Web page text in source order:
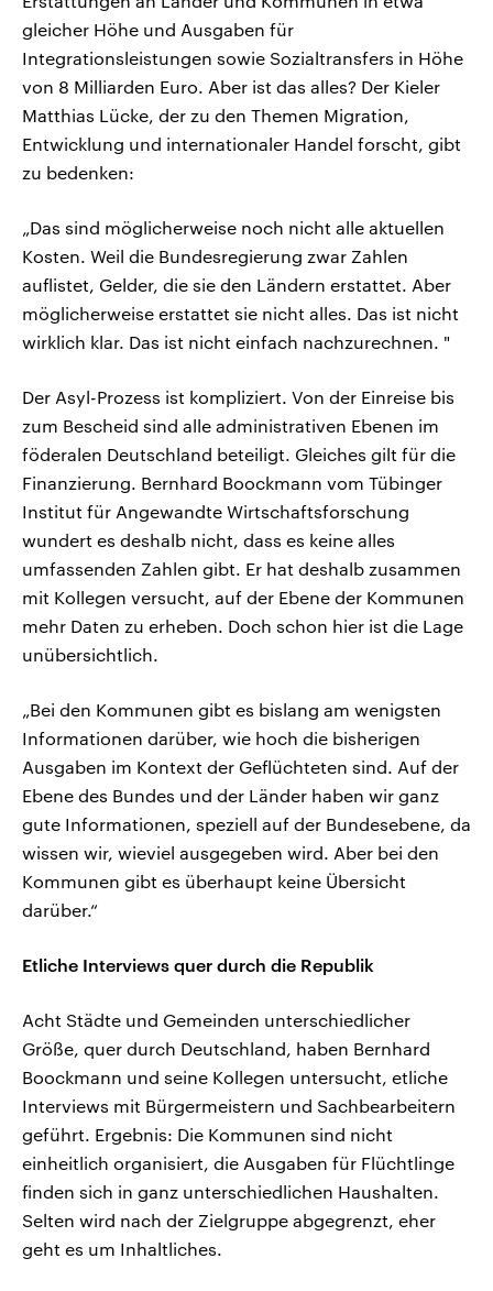
gleicher Höhe und Ausgaben für
Integrationsleistungen sowie Sozialtransfers in Höhe
von 8 Milliarden Euro. Aber ist das alles? Der Kieler
Matthias Lücke, der zu den Themen Migration,
Entwicklung und internationaler Handel forscht, gibt
zu bedenken:
„Das sind möglicherweise noch nicht alle aktuellen
Kosten. Weil die Bundesregierung zwar Zahlen
auflistet, Gelder, die sie den Ländern erstattet. Aber
möglicherweise erstattet sie nicht alles. Das ist nicht
wirklich klar. Das ist nicht einfach nachzurechnen. "
Der Asyl-Prozess ist kompliziert. Von der Einreise bis
zum Bescheid sind alle administrativen Ebenen im
föderalen Deutschland beteiligt. Gleiches gilt für die
Finanzierung. Bernhard Boockmann vom Tübinger
Institut für Angewandte Wirtschaftsforschung
wundert es deshalb nicht, dass es keine alles
umfassenden Zahlen gibt. Er hat deshalb zusammen
mit Kollegen versucht, auf der Ebene der Kommunen
mehr Daten zu erheben. Doch schon hier ist die Lage
unübersichtlich.
„Bei den Kommunen gibt es bislang am wenigsten
Informationen darüber, wie hoch die bisherigen
Ausgaben im Kontext der Geflüchteten sind. Auf der
Ebene des Bundes und der Länder haben wir ganz
gute Informationen, speziell auf der Bundesebene, da
wissen wir, wieviel ausgegeben wird. Aber bei den
Kommunen gibt es überhaupt keine Übersicht
darüber.“
Etliche Interviews quer durch die Republik
Acht Städte und Gemeinden unterschiedlicher
Größe, quer durch Deutschland, haben Bernhard
Boockmann und seine Kollegen untersucht, etliche
Interviews mit Bürgermeistern und Sachbearbeitern
geführt. Ergebnis: Die Kommunen sind nicht
einheitlich organisiert, die Ausgaben für Flüchtlinge
finden sich in ganz unterschiedlichen Haushalten.
Selten wird nach der Zielgruppe abgegrenzt, eher
geht es um Inhaltliches.